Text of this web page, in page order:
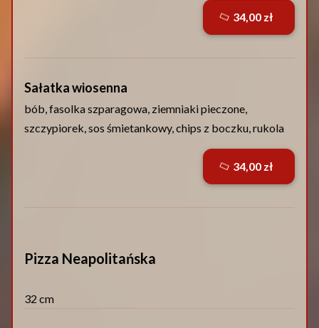
Sałatka wiosenna
bób, fasolka szparagowa, ziemniaki pieczone,
szczypiorek, sos śmietankowy, chips z boczku, rukola
Pizza Neapolitańska
32 cm